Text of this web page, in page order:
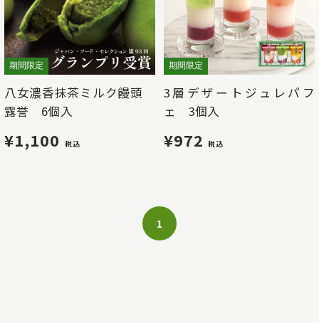
期間限定
八女濃香抹茶ミルク饅頭
露誉 6個入
¥1,100 税込
期間限定
3層デザートジュレパフ
ェ 3個入
¥972税込
1